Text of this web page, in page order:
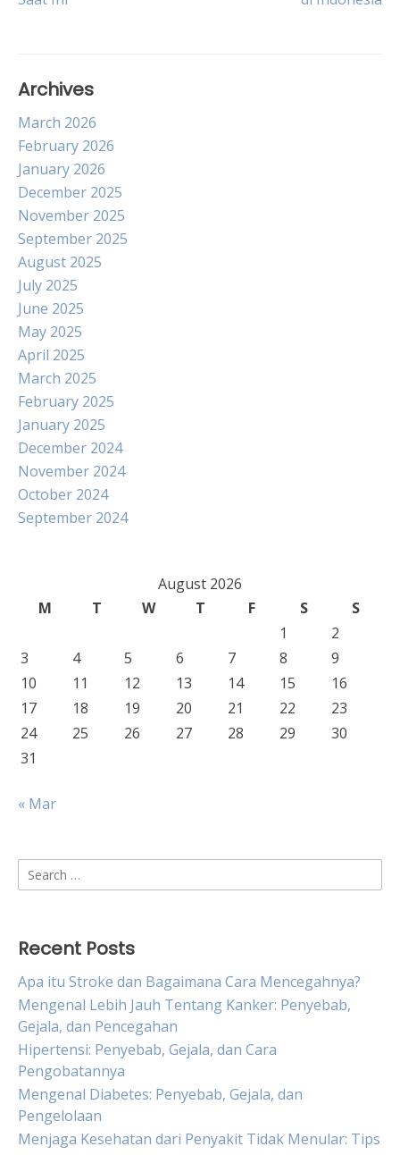
navigation
Archives
March 2026
February 2026
January 2026
December 2025
November 2025
September 2025
August 2025
July 2025
June 2025
May 2025
April 2025
March 2025
February 2025
January 2025
December 2024
November 2024
October 2024
September 2024
August 2026
M
T W T F S
S
1
2
3
4 5 6 7 8
9
10
11 12 13 14 15
16
17
18 19 20 21 22
23
24
25 26 27 28 29
30
31
« Mar
Search
for:
Recent Posts
Apa itu Stroke dan Bagaimana Cara Mencegahnya?
Mengenal Lebih Jauh Tentang Kanker: Penyebab,
Gejala, dan Pencegahan
Hipertensi: Penyebab, Gejala, dan Cara
Pengobatannya
Mengenal Diabetes: Penyebab, Gejala, dan
Pengelolaan
Menjaga Kesehatan dari Penyakit Tidak Menular: Tips